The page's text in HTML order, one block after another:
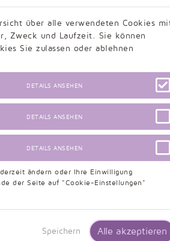
Farben bei der Hochzeit mit – zu
Farbakzente verleihen dem
über alle verwendeten Cookies
Zweck und Laufzeit. Sie können
Sie zulassen oder ablehnen
DETAILS ANSEHEN
DETAILS ANSEHEN
DETAILS ANSEHEN
ändern oder Ihre Einwilligung
der Seite auf "Cookie-Einstellungen"
Speichern Alle akzeptieren